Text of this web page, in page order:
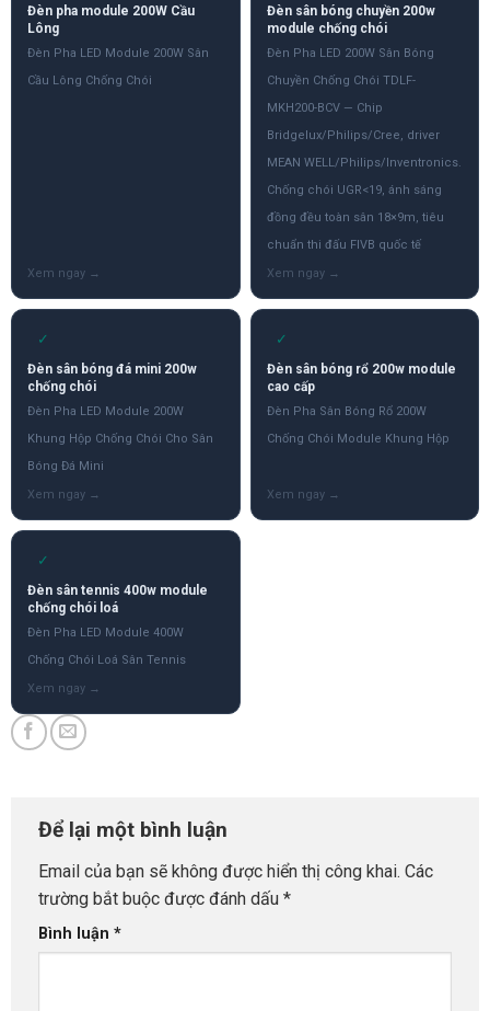
Đèn pha module 200W Cầu
Lông
Đèn Pha LED Module 200W Sân
Cầu Lông Chống Chói
Đèn sân bóng chuyền 200w
module chống chói
Đèn Pha LED 200W Sân Bóng
Chuyền Chống Chói TDLF-
MKH200-BCV — Chip
Bridgelux/Philips/Cree, driver
MEAN WELL/Philips/Inventronics.
Chống chói UGR<19, ánh sáng
đồng đều toàn sân 18×9m, tiêu
chuẩn thi đấu FIVB quốc tế
✓
Đèn sân bóng đá mini 200w
chống chói
Đèn Pha LED Module 200W
Khung Hộp Chống Chói Cho Sân
Bóng Đá Mini
✓
Đèn sân bóng rổ 200w module
cao cấp
Đèn Pha Sân Bóng Rổ 200W
Chống Chói Module Khung Hộp
✓
Đèn sân tennis 400w module
chống chói loá
Đèn Pha LED Module 400W
Chống Chói Loá Sân Tennis
Để lại một bình luận
Email của bạn sẽ không được hiển thị công khai. Các
trường bắt buộc được đánh dấu *
Bình luận *